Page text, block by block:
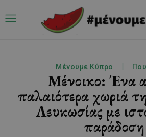
Μένουμε Κύπρο
Μένοικο: Ένα
παλαιότερα χωριά
Λευκωσίας με
παράδοση